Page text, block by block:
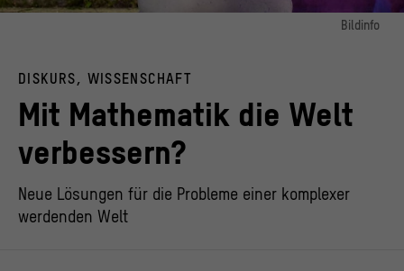
Bildinfo
DISKURS, WISSENSCHAFT
Mit Mathematik die Welt
verbessern?
Neue Lösungen für die Probleme einer komplexer
werdenden Welt